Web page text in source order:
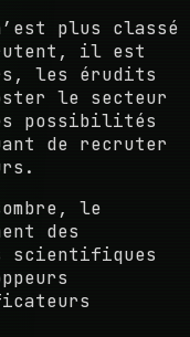
plus classé
il est
les érudits
le secteur
possibilités
de recruter
le
des
scientifiques